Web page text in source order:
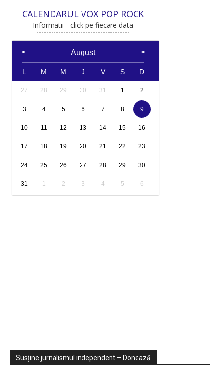
CALENDARUL VOX POP ROCK
Informatii - click pe fiecare data
August
L M M J V S D
27 28 29 30 31 1 2
3 4 5 6 7 8 9
10 11 12 13 14 15 16
17 18 19 20 21 22 23
24 25 26 27 28 29 30
31 1 2 3 4 5 6
Sondaje
Video
Susține jurnalismul independent – Donează